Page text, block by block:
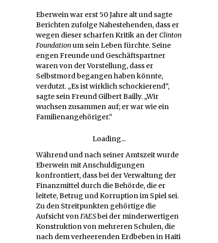
Eberwein war erst 50 Jahre alt und sagte
Berichten zufolge Nahestehenden, dass er
wegen dieser scharfen Kritik an derClinton
Foundationum sein Leben fürchte. Seine
engen Freunde und Geschäftspartner
waren von der Vorstellung, dass er
Selbstmord begangen haben könnte,
verdutzt. „Es ist wirklich schockierend“,
sagte sein Freund Gilbert Bailly. „Wir
wuchsen zusammen auf; er war wie ein
Familienangehöriger.“
Loading...
Während und nach seiner Amtszeit wurde
Eberwein mit Anschuldigungen
konfrontiert, dass bei der Verwaltung der
Finanzmittel durch die Behörde, die er
leitete, Betrug und Korruption im Spiel sei.
Zu den Streitpunkten gehörtige die
Aufsicht vonFAESbei der minderwertigen
Konstruktion von mehreren Schulen, die
nach dem verheerenden Erdbeben in Haiti